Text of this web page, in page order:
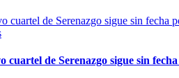
cuartel de Serenazgo sigue sin